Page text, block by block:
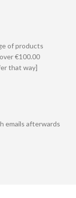
of products
€100.00
that way]
emails afterwards